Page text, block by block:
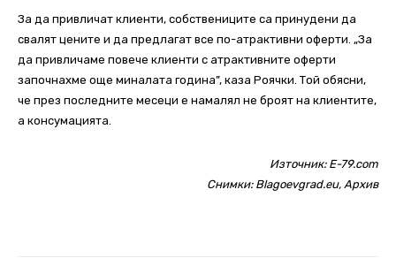
За да привличат клиенти, собствениците са принудени да
свалят цените и да предлагат все по-атрактивни оферти. „За
да привличаме повече клиенти с атрактивните оферти
започнахме още миналата година”, каза Роячки. Той обясни,
че през последните месеци е намалял не броят на клиентите,
а консумацията.
Източник: E-79.com
Снимки: Blagoevgrad.eu, Архив